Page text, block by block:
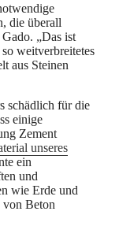
die überall
„Das ist
weitverbreitetes
aus Steinen
schädlich für die
einige
Zement
unseres
ein
und
wie Erde und
von Beton